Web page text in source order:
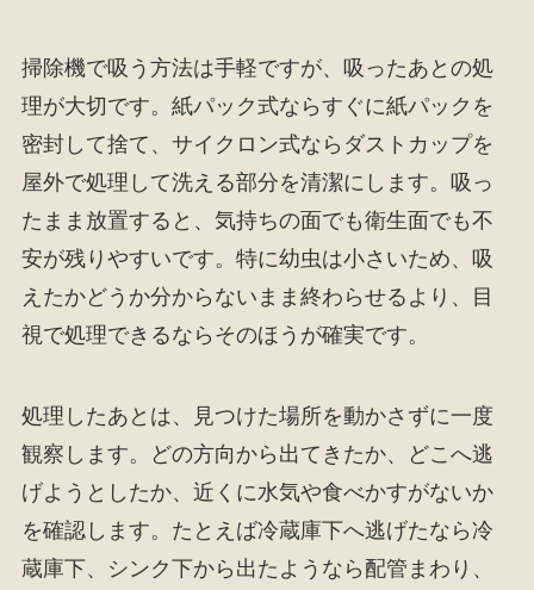
掃除機で吸う方法は手軽ですが、吸ったあとの処
理が大切です。紙パック式ならすぐに紙パックを
密封して捨て、サイクロン式ならダストカップを
屋外で処理して洗える部分を清潔にします。吸っ
たまま放置すると、気持ちの面でも衛生面でも不
安が残りやすいです。特に幼虫は小さいため、吸
えたかどうか分からないまま終わらせるより、目
視で処理できるならそのほうが確実です。
処理したあとは、見つけた場所を動かさずに一度
観察します。どの方向から出てきたか、どこへ逃
げようとしたか、近くに水気や食べかすがないか
を確認します。たとえば冷蔵庫下へ逃げたなら冷
蔵庫下、シンク下から出たようなら配管まわり、